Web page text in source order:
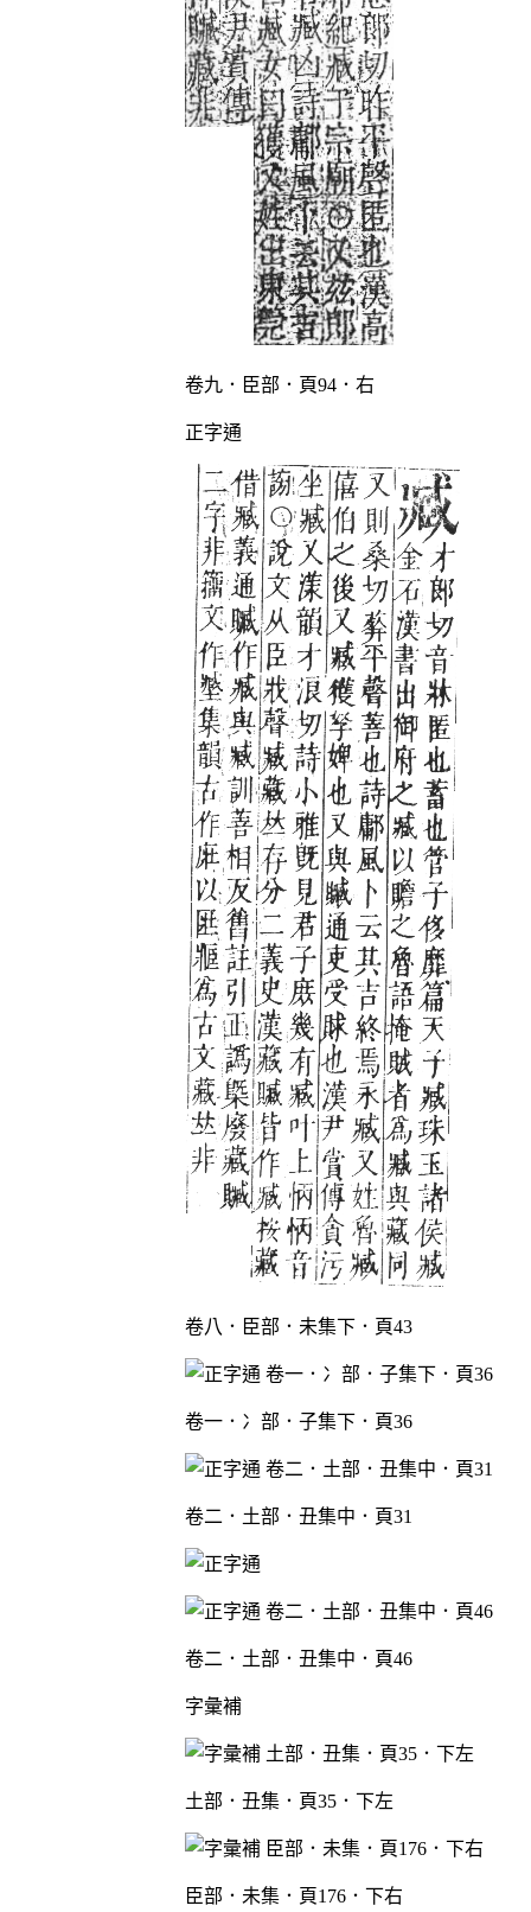
卷九．臣部．頁94．右
正字通
卷八．臣部．未集下．頁43
卷一．冫部．子集下．頁36
卷二．土部．丑集中．頁31
卷二．土部．丑集中．頁46
字彙補
土部．丑集．頁35．下左
臣部．未集．頁176．下右